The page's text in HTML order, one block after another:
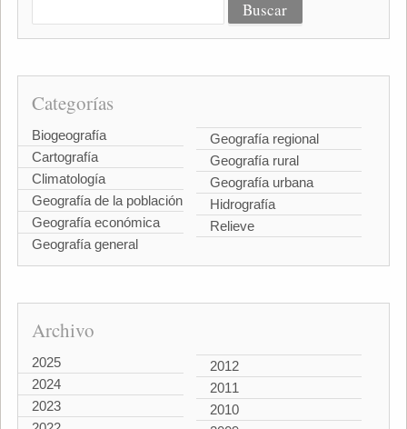
Categorías
Biogeografía
Cartografía
Climatología
Geografía de la población
Geografía económica
Geografía general
Geografía regional
Geografía rural
Geografía urbana
Hidrografía
Relieve
Archivo
2025
2024
2023
2012
2011
2010